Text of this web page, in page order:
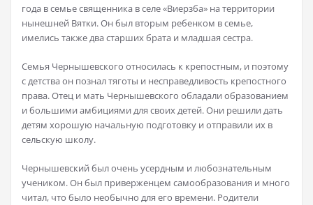
года в семье священника в селе «Виерзба» на территории
нынешней Вятки. Он был вторым ребенком в семье,
имелись также два старших брата и младшая сестра.
Семья Чернышевского относилась к крепостным, и поэтому
с детства он познал тяготы и несправедливость крепостного
права. Отец и мать Чернышевского обладали образованием
и большими амбициями для своих детей. Они решили дать
детям хорошую начальную подготовку и отправили их в
сельскую школу.
Чернышевский был очень усердным и любознательным
учеником. Он был приверженцем самообразования и много
читал, что было необычно для его времени. Родители